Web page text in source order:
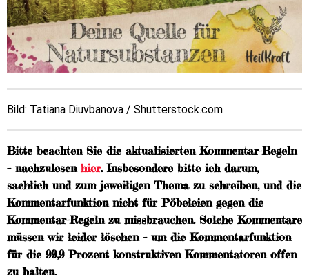
Bild: Tatiana Diuvbanova / Shutterstock.com
Bitte beachten Sie die aktualisierten Kommentar-Regeln
– nachzulesenhier. Insbesondere bitte ich darum,
sachlich und zum jeweiligen Thema zu schreiben, und die
Kommentarfunktion nicht für Pöbeleien gegen die
Kommentar-Regeln zu missbrauchen. Solche Kommentare
müssen wir leider löschen – um die Kommentarfunktion
für die 99,9 Prozent konstruktiven Kommentatoren offen
zu halten.